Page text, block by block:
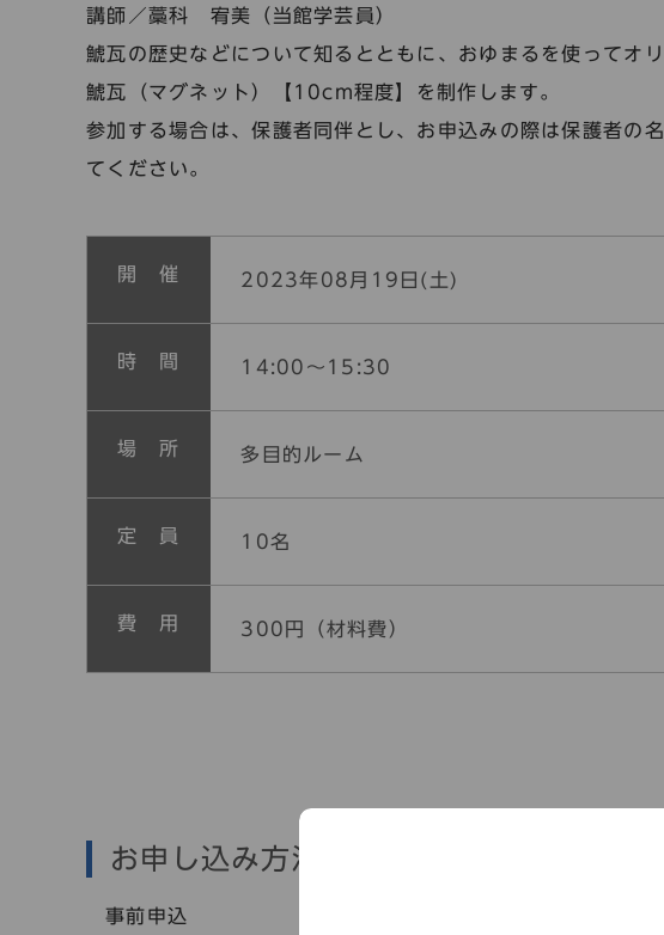
講師／藁科 宥美（当館学芸員）
鯱瓦の歴史などについて知るとともに、おゆまるを使ってオ
鯱瓦（マグネット）【10cm程度】を制作します。
参加する場合は、保護者同伴とし、お申込みの際は保護者の
てください。
開 催 2023年08月19日(土)
時 間 14:00～15:30
場 所 多目的ルーム
定 員 10名
費 用 300円（材料費）
お申し込み方法
事前申込